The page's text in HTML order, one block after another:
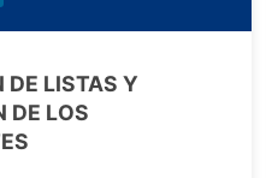
DE LISTAS Y
DE LOS